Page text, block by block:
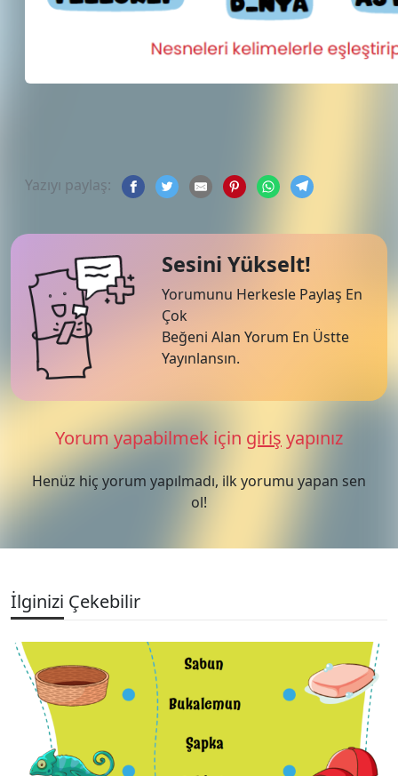
Yazıyı paylaş:
Sesini Yükselt!
Yorumunu Herkesle Paylaş En
Çok
Beğeni Alan Yorum En Üstte
Yayınlansın.
Yorum yapabilmek için giriş yapınız
Henüz hiç yorum yapılmadı, ilk yorumu yapan sen
ol!
İlginizi Çekebilir